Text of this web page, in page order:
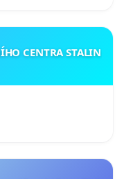
CENTRA STALIN